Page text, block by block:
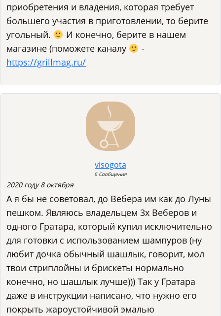
приобретения и владения, которая требует
большего участия в приготовлении, то берите
угольный.
И конечно, берите в нашем
магазине (поможете каналу
-
https://grillmag.ru/
visogota
6 Сообщения
2020 году 8 октября
А я бы не советовал, до Вебера им как до Луны
пешком. Являюсь владельцем 3х Веберов и
одного Гратара, который купил исключительно
для готовки с использованием шампуров (ну
любит дочка обычный шашлык, говорит, мол
твои стриплойны и брискеты нормально
конечно, но шашлык лучше))) Так у Гратара
даже в инструкции написано, что нужно его
покрыть жароустойчивой эмалью